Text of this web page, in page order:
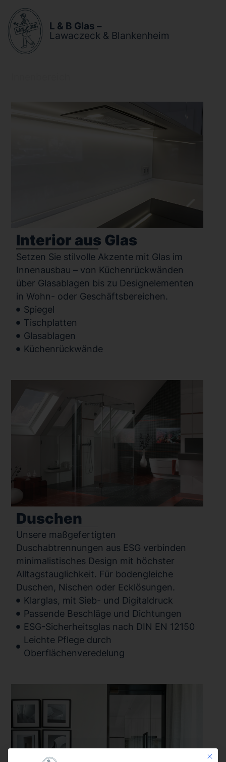
L & B Glas –
Lawaczeck & Blankenheim
Interior aus Glas
Setzen Sie stilvolle Akzente mit Glas im
Innenausbau – von Küchenrückwänden
über Glasablagen bis zu Designelementen
in Wohn- oder Geschäftsbereichen.
Spiegel
Tischplatten
Glasablagen
Küchenrückwände
Duschen
Unsere maßgefertigten
Duschabtrennungen aus ESG verbinden
minimalistisches Design mit höchster
Alltagstauglichkeit. Für bodengleiche
Duschen, Nischen oder Ecklösungen.
Klarglas, mit Sieb- und Digitaldruck
Passende Beschläge und Dichtungen
ESG-Sicherheitsglas nach DIN EN 12150
Leichte Pflege durch
Oberflächenveredelung
Mit